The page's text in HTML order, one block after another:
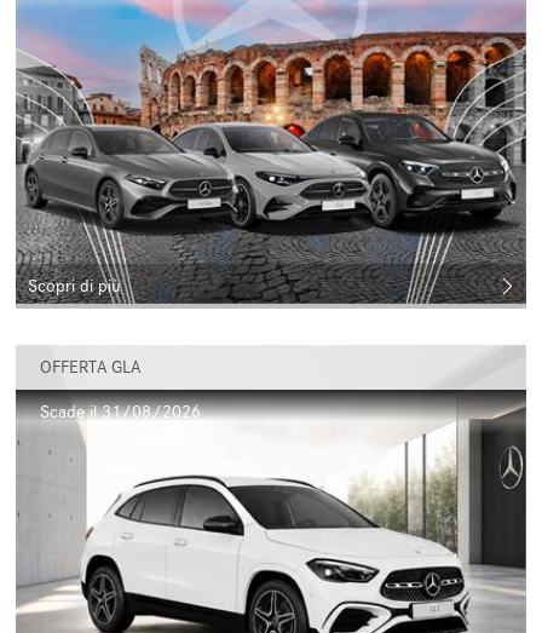
Scopri di più
OFFERTA GLA
Scade il 31/08/2026